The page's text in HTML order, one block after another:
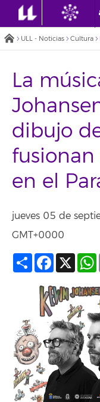
ULL - Noticias Cultura
La
dibujo
en el
jueves 05 de
GMT+0000
Compartir
Facebook
X